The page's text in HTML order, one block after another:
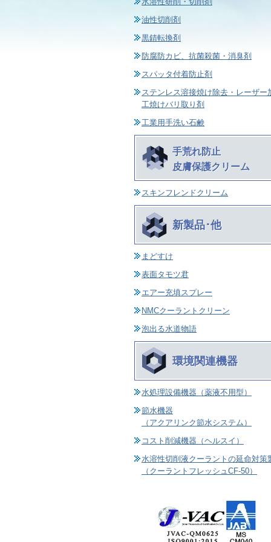
油性切削剤
黒錆転換剤
防腐防カビ、抗菌殺菌・消臭剤
スパッタ付着防止剤
ステンレス溶接焼け除去・レーザー
工焼けバリ取り剤
工業用手洗い石鹸
手荒れ防止
皮膚保護クリーム
スキンフレンドクリーム
新製品･他
まどすけ
表面タモツ君
エアー充填スプレー
NMCクーラントクリーン
泡出る水道物語
環境関連機器
水処理設備機器（薬液不用型）
節水機器
（アクアリンク節水システム）
コスト削減機器（ヘルスイ）
水溶性切削液クーラントの延命対策
（クーラントフレッシュCF-50）